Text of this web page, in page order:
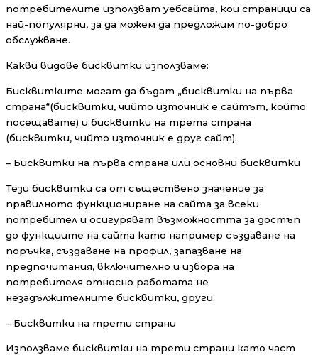
потребителите използват уебсайта, кои страници са
най-популярни, за да можем да предложим по-добро
обслужване.
Какви видове бисквитки използваме:
Бисквитките могат да бъдат „бисквитки на първа
страна“(бисквитки, чийто източник е сайтът, който
посещавате) и бисквитки на трета страна
(бисквитки, чийто източник е друг сайт).
– Бисквитки на първа страна или основни бисквитки
Тези бисквитки са от съществено значение за
правилното функциониране на сайта за всеки
потребител и осигуряват възможността за достъп
до функциите на сайта като например създаване на
поръчка, създаване на профил, запазване на
предпочитания, включително и избора на
потребителя относно работата не
незадължителните бисквитки, други.
– Бисквитки на трети страни
Използваме бисквитки на трети страни като част